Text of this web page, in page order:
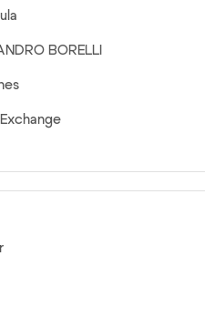
BORELLI